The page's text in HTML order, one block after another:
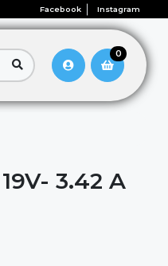
Facebook Instagram
0
3.42 A